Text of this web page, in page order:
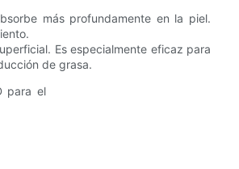
más profundamente en la piel.
Es especialmente eficaz para
de grasa.